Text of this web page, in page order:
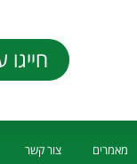
חייגו
מאמרים צור קשר